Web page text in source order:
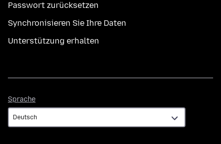
Passwort zurücksetzen
Synchronisieren Sie Ihre Daten
Unterstützung erhalten
Sprache